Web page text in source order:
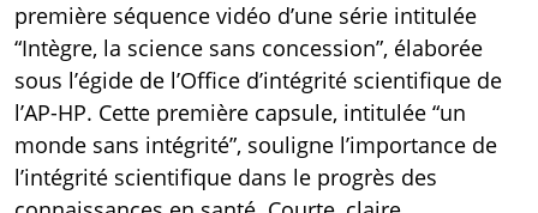
première séquence vidéo d’une série intitulée
“Intègre, la science sans concession”, élaborée
sous l’égide de l’Office d’intégrité scientifique de
l’AP-HP. Cette première capsule, intitulée “un
monde sans intégrité”, souligne l’importance de
l’intégrité scientifique dans le progrès des